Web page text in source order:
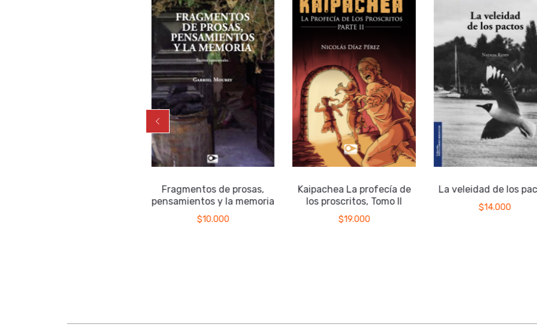
Fragmentos de prosas,
pensamientos y la memoria
$10.000
Kaipachea La profecía de
los proscritos, Tomo II
$19.000
La veleidad de los
$14.000